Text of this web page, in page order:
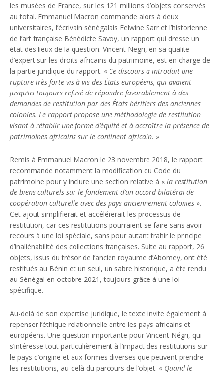
les musées de France, sur les 121 millions d’objets conservés
au total. Emmanuel Macron commande alors à deux
universitaires, l’écrivain sénégalais Felwine Sarr et l’historienne
de l’art française Bénédicte Savoy, un rapport qui dresse un
état des lieux de la question. Vincent Négri, en sa qualité
d’expert sur les droits africains du patrimoine, est en charge de
la partie juridique du rapport. « Ce discours a introduit une
rupture très forte vis-à-vis des États européens, qui avaient
jusqu’ici toujours refusé de répondre favorablement à des
demandes de restitution par des États héritiers des anciennes
colonies. Le rapport propose une méthodologie de restitution
visant à rétablir une forme d’équité et à accroître la présence de
patrimoines africains sur le continent africain. »
Remis à Emmanuel Macron le 23 novembre 2018, le rapport
recommande notamment la modification du Code du
patrimoine pour y inclure une section relative à « la restitution
de biens culturels sur le fondement d’un accord bilatéral de
coopération culturelle avec des pays anciennement colonies ».
Cet ajout simplifierait et accélérerait les processus de
restitution, car ces restitutions pourraient se faire sans avoir
recours à une loi spéciale, sans pour autant trahir le principe
d’inaliénabilité des collections françaises. Suite au rapport, 26
objets, issus du trésor de l’ancien royaume d’Abomey, ont été
restitués au Bénin et un seul, un sabre historique, a été rendu
au Sénégal en octobre 2021, toujours grâce à une loi
spécifique.
Au-delà de son expertise juridique, le texte invite également à
repenser l’éthique relationnelle entre les pays africains et
européens. Une question importante pour Vincent Négri, qui
s’intéresse tout particulièrement à l’impact des restitutions sur
le pays d’origine et aux formes diverses que peuvent prendre
les restitutions, au-delà du parcours de l’objet. « Quand le